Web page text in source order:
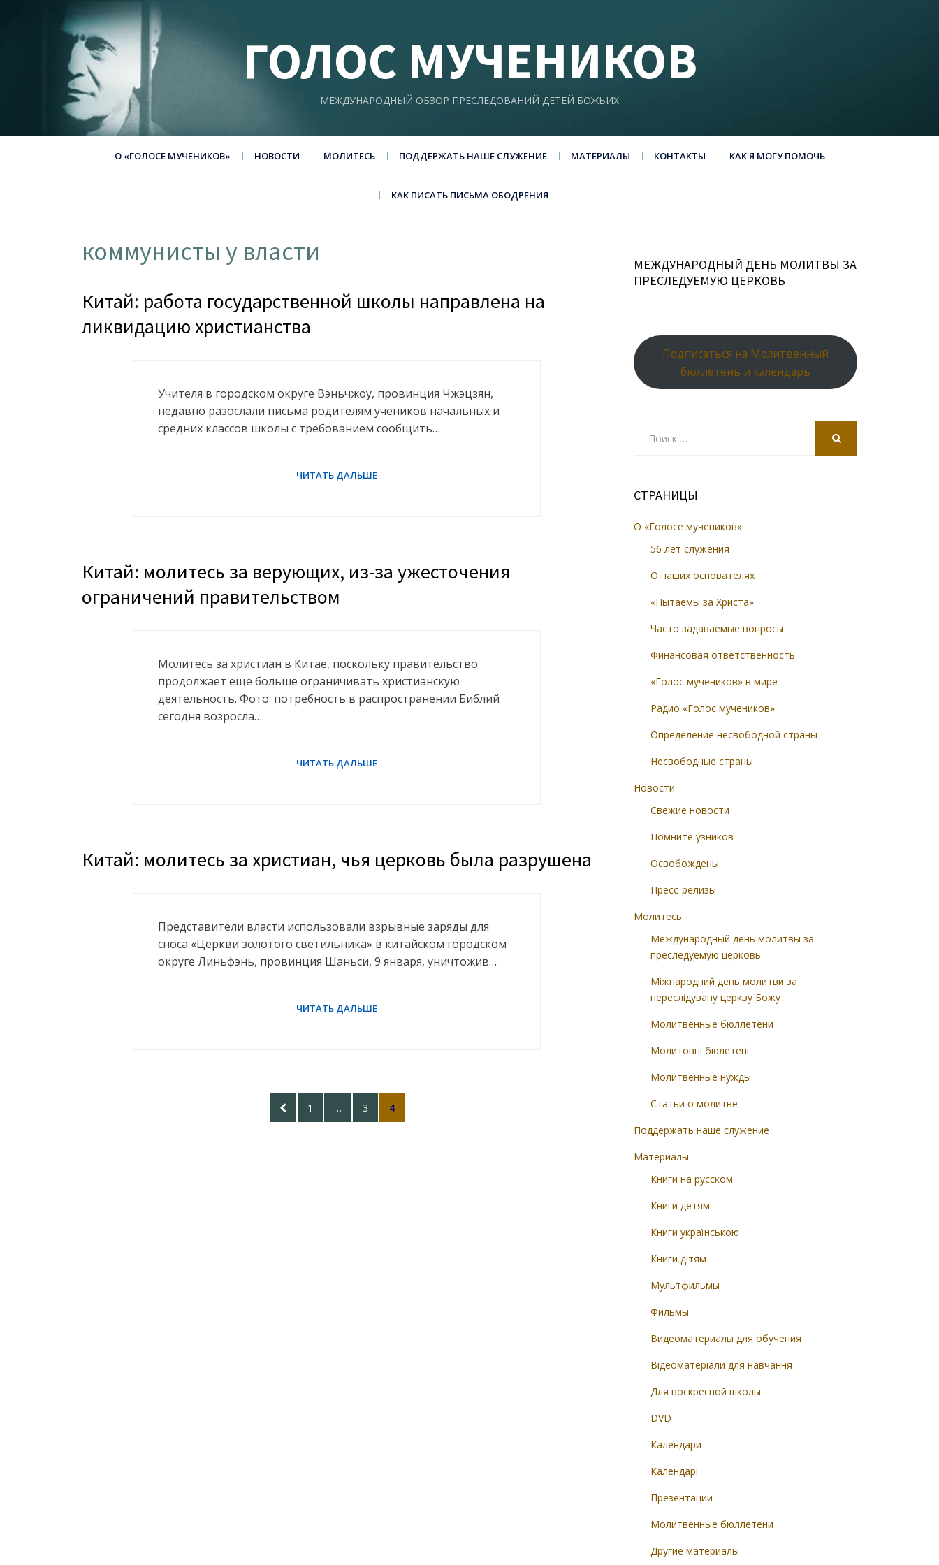
ГОЛОС МУЧЕНИКОВ
МЕЖДУНАРОДНЫЙ ОБЗОР ПРЕСЛЕДОВАНИЙ ДЕТЕЙ БОЖЬИХ
О «ГОЛОСЕ МУЧЕНИКОВ» НОВОСТИ МОЛИТЕСЬ ПОДДЕРЖАТЬ НАШЕ СЛУЖЕНИЕ МАТЕРИАЛЫ КОНТАКТЫ КАК Я МОГУ ПОМОЧЬ
КАК ПИСАТЬ ПИСЬМА ОБОДРЕНИЯ
коммунисты у власти
Китай: работа государственной школы направлена на
ликвидацию христианства
Учителя в городском округе Вэньчжоу, провинция Чжэцзян,
недавно разослали письма родителям учеников начальных и
средних классов школы с требованием сообщить…
Китай: молитесь за верующих, из-за ужесточения
ограничений правительством
Молитесь за христиан в Китае, поскольку правительство
продолжает еще больше ограничивать христианскую
деятельность. Фото: потребность в распространении Библий
сегодня возросла…
Китай: молитесь за христиан, чья церковь была разрушена
Представители власти использовали взрывные заряды для
сноса «Церкви золотого светильника» в китайском городском
округе Линьфэнь, провинция Шаньси, 9 января, уничтожив…
PREVIOUS
PAGE
PAGE
1 … PAGE
3 PAGE
4
МЕЖДУНАРОДНЫЙ ДЕНЬ МОЛИТВЫ ЗА
ПРЕСЛЕДУЕМУЮ ЦЕРКОВЬ
Подписаться на Молитвенный
бюллетень и календарь
СТРАНИЦЫ
О «Голосе мучеников»
56 лет служения
О наших основателях
«Пытаемы за Христа»
Часто задаваемые вопросы
Финансовая ответственность
«Голос мучеников» в мире
Радио «Голос мучеников»
Определение несвободной страны
Несвободные страны
Новости
Свежие новости
Помните узников
Освобождены
Пресс-релизы
Молитесь
Международный день молитвы за
преследуемую церковь
Міжнародний день молитви за
переслідувану церкву Божу
Молитвенные бюллетени
Молитовні бюлетені
Молитвенные нужды
Статьи о молитве
Поддержать наше служение
Материалы
Книги на русском
Книги детям
Книги українською
Книги дітям
Мультфильмы
Фильмы
Видеоматериалы для обучения
Відеоматеріали для навчання
Для воскресной школы
DVD
Календари
Календарі
Презентации
Молитвенные бюллетени
Другие материалы